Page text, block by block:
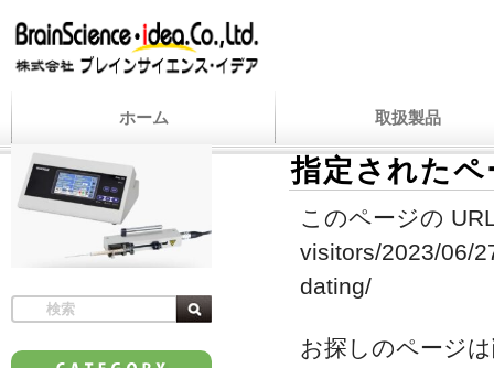
ホーム 取扱製品
指定された
このページの
visitors/2023/06/
dating/
お探しのページ